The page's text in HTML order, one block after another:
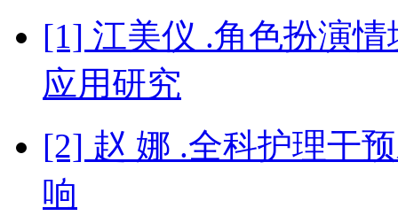
[1] 江美仪 .角色扮演
应用研究
[2] 赵 娜 .全科护理干
响